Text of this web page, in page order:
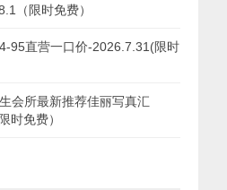
（限时免费）
95直营一口价-2026.7.31(限时
会所最新推荐佳丽写真汇
时免费）